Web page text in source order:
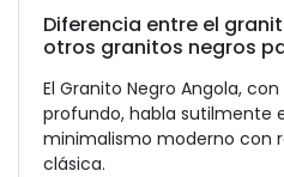
Diferencia entre el
otros granitos negros
El Granito Negro Angola,
profundo, habla sutilmente
minimalismo moderno con
clásica.